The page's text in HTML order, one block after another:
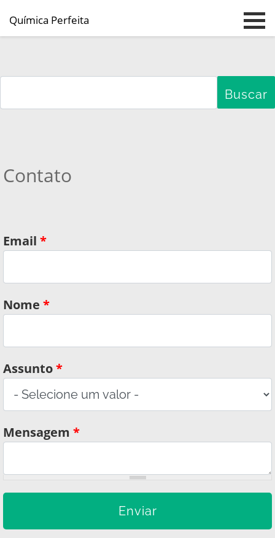
Pular para o conteúdo principal
Química Perfeita
Contato
Email *
Nome *
Assunto*
Mensagem *